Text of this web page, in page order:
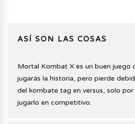
ASÍ SON LAS COSAS
Mortal Kombat X es un buen juego
jugarás la historia, pero pierde
del kombate tag en versus, solo
jugarlo en competitivo.